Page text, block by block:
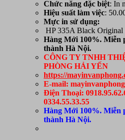
Chức năng đặc biệt: In
Hiệu suất làm việc:
Mực in sử dụng:
HP 335A Black Original
Hàng Mới 100%. Miễn
thành Hà Nội.
CÔNG TY TNHH
PHÒNG HẢI YẾN
https://
E-mail:
Điện Thoại:
0334.55.33.55
Hàng Mới 100%. Miễn
thành Hà Nội.